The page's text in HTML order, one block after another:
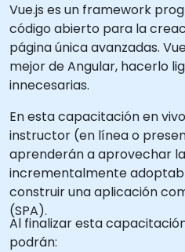
Vue.js es un framework
código abierto para la
página única avanzadas.
mejor de Angular, hacerlo
innecesarias.
En esta capacitación en
instructor (en línea o
aprenderán a aprovechar
incrementalmente
construir una aplicación
(SPA).
Al finalizar esta
podrán: